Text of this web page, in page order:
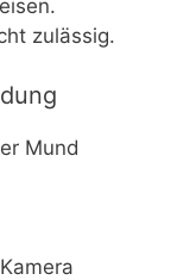
zulässig.
Mund